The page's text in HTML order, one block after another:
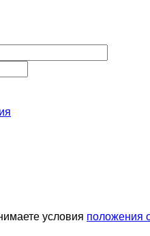
условия положения